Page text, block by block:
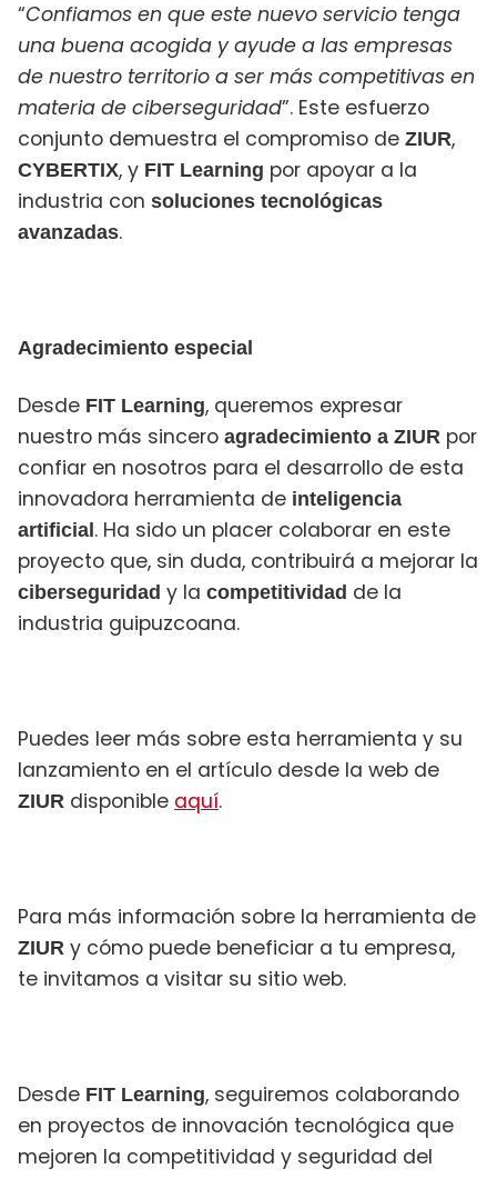
“Confiamos en que este nuevo servicio tenga
una buena acogida y ayude a las empresas
de nuestro territorio a ser más competitivas en
materia de ciberseguridad”. Este esfuerzo
conjunto demuestra el compromiso de ZIUR,
CYBERTIX, y FIT Learning por apoyar a la
industria con soluciones tecnológicas
avanzadas.
Agradecimiento especial
Desde FIT Learning, queremos expresar
nuestro más sincero agradecimiento a ZIUR por
confiar en nosotros para el desarrollo de esta
innovadora herramienta de inteligencia
artificial . Ha sido un placer colaborar en este
proyecto que, sin duda, contribuirá a mejorar la
ciberseguridad y la competitividad de la
industria guipuzcoana.
Puedes leer más sobre esta herramienta y su
lanzamiento en el artículo desde la web de
ZIUR disponible aquí.
Para más información sobre la herramienta de
ZIUR y cómo puede beneficiar a tu empresa,
te invitamos a visitar su sitio web.
Desde FIT Learning, seguiremos colaborando
en proyectos de innovación tecnológica que
mejoren la competitividad y seguridad del